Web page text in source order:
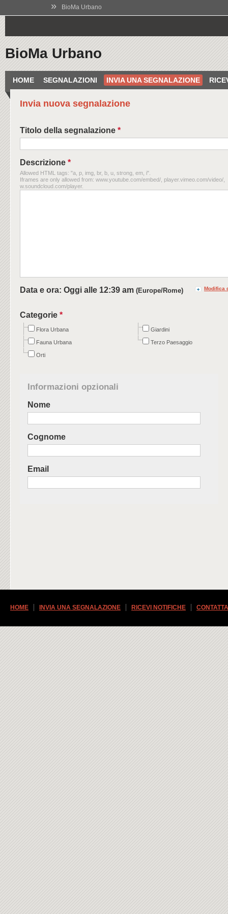
» BioMa Urbano
BioMa Urbano
HOME SEGNALAZIONI INVIA UNA SEGNALAZIONE
Invia nuova segnalazione
Titolo della segnalazione *
Descrizione *
Allowed HTML tags: "a, p, img, br, b, u, strong, em, i".
Iframes are only allowed from: www.youtube.com/embed/, player.vimeo.com/video/,
w.soundcloud.com/player.
Modifica
Data e ora: Oggi alle 12:39 am (Europe/Rome)
Categorie *
Flora Urbana
Fauna Urbana
Orti
Giardini
Terzo Paesaggio
Informazioni opzionali
Nome
Cognome
Email
HOME INVIA UNA SEGNALAZIONE RICEVI NOTIFICHE